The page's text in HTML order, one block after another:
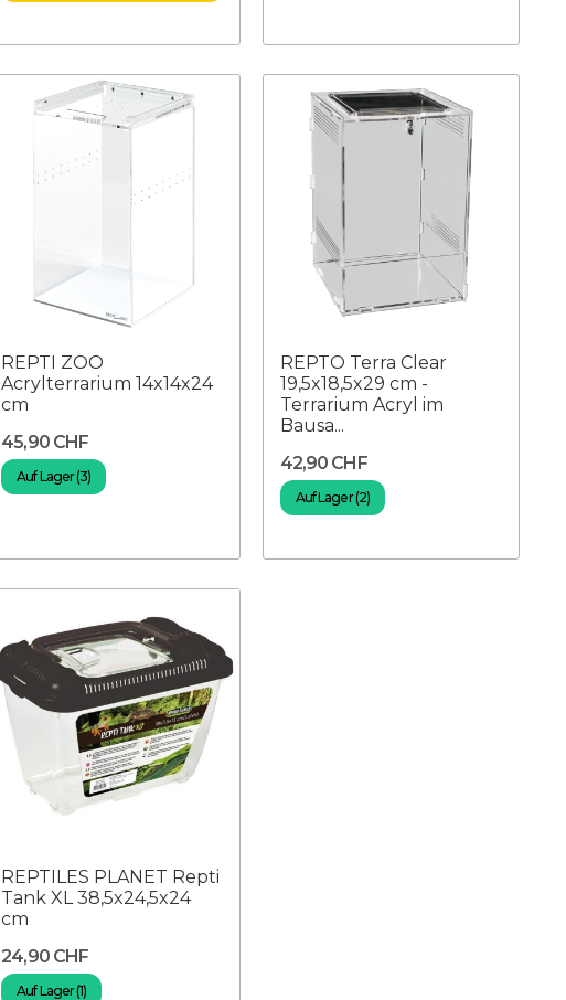
REPTI ZOO
Acrylterrarium 14x14x24
cm
45,90 CHF
Auf Lager (3)
REPTO Terra Clear
19,5x18,5x29 cm -
Terrarium Acryl im
Bausa...
42,90 CHF
Auf Lager (2)
REPTILES PLANET Repti
Tank XL 38,5x24,5x24
cm
24,90 CHF
Auf Lager (1)